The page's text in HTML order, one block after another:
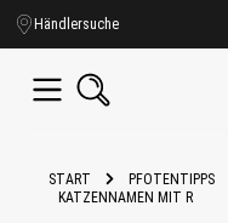
springen
Händlersuche
START PFOTENTIPPS
KATZENNAMEN MIT R